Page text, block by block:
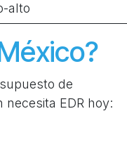
alto
de
EDR hoy: